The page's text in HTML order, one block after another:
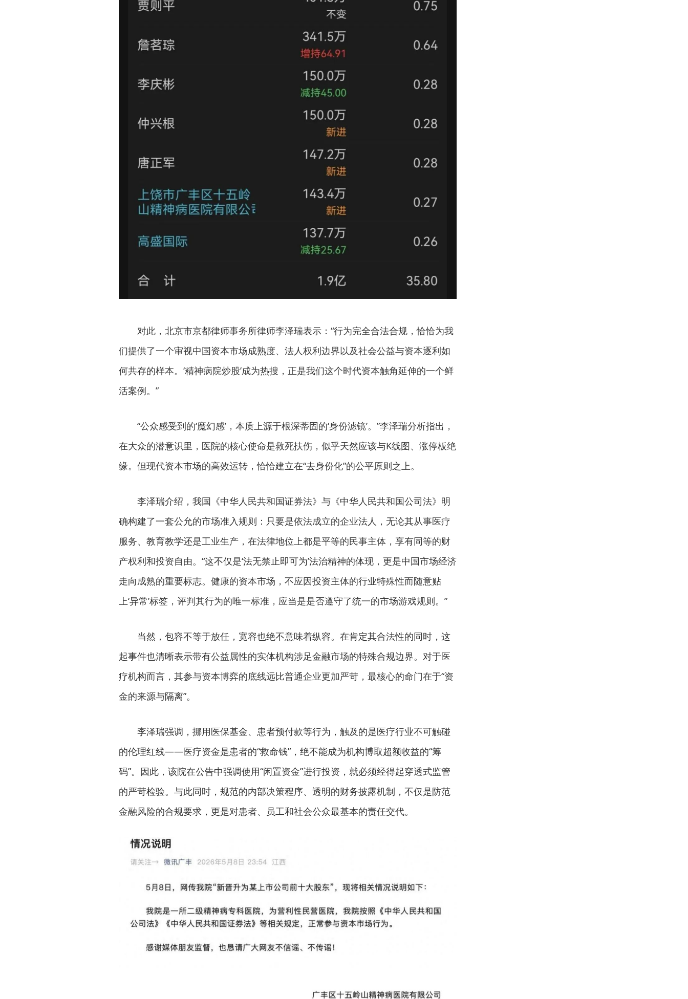
对此，北京市京都律师事务所律师李泽瑞表示：“行为完全合法合规，恰恰为我
们提供了一个审视中国资本市场成熟度、法人权利边界以及社会公益与资本逐利如
何共存的样本。‘精神病院炒股’成为热搜，正是我们这个时代资本触角延伸的一个鲜
活案例。”
“公众感受到的‘魔幻感’，本质上源于根深蒂固的‘身份滤镜’。”李泽瑞分析指出，
在大众的潜意识里，医院的核心使命是救死扶伤，似乎天然应该与K线图、涨停板绝
缘。但现代资本市场的高效运转，恰恰建立在“去身份化”的公平原则之上。
李泽瑞介绍，我国《中华人民共和国证券法》与《中华人民共和国公司法》明
确构建了一套公允的市场准入规则：只要是依法成立的企业法人，无论其从事医疗
服务、教育教学还是工业生产，在法律地位上都是平等的民事主体，享有同等的财
产权利和投资自由。“这不仅是‘法无禁止即可为’法治精神的体现，更是中国市场经济
走向成熟的重要标志。健康的资本市场，不应因投资主体的行业特殊性而随意贴
上‘异常’标签，评判其行为的唯一标准，应当是是否遵守了统一的市场游戏规则。”
当然，包容不等于放任，宽容也绝不意味着纵容。在肯定其合法性的同时，这
起事件也清晰表示带有公益属性的实体机构涉足金融市场的特殊合规边界。对于医
疗机构而言，其参与资本博弈的底线远比普通企业更加严苛，最核心的命门在于“资
金的来源与隔离”。
李泽瑞强调，挪用医保基金、患者预付款等行为，触及的是医疗行业不可触碰
的伦理红线——医疗资金是患者的“救命钱”，绝不能成为机构博取超额收益的“筹
码”。因此，该院在公告中强调使用“闲置资金”进行投资，就必须经得起穿透式监管
的严苛检验。与此同时，规范的内部决策程序、透明的财务披露机制，不仅是防范
金融风险的合规要求，更是对患者、员工和社会公众最基本的责任交代。